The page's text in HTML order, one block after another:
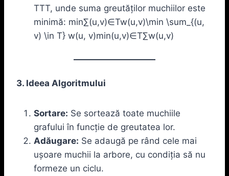
TTT, unde suma greutăților muchiilor este
minimă: min⁡∑(u,v)∈Tw(u,v)\min \sum_{(u,
v) \in T} w(u, v)min(u,v)∈T∑​w(u,v)
3. Ideea Algoritmului
Sortare: Se sortează toate muchiile
grafului în funcție de greutatea lor.
Adăugare: Se adaugă pe rând cele mai
ușoare muchii la arbore, cu condiția să nu
formeze un ciclu.